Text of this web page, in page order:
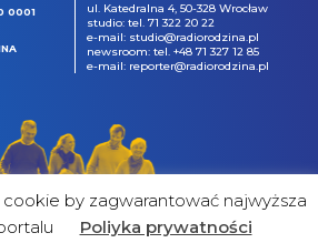
0001
ul. Katedralna 4, 50-328 Wrocław
studio: tel. 71 322 20 22
e-mail: studio@radiorodzina.pl
newsroom: tel. +48 71 327 12 85
e-mail: reporter@radiorodzina.pl
by zagwarantować najwyższa
Poliyka prywatności